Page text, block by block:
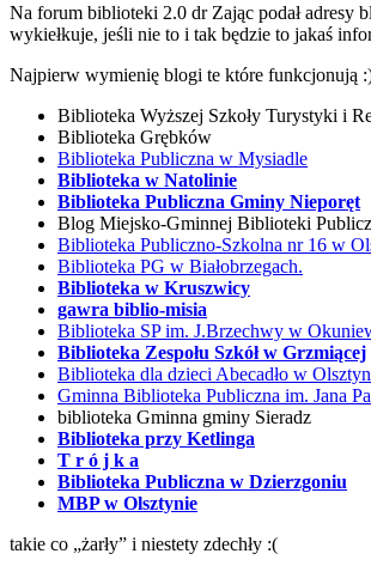
Na forum biblioteki 2.0 dr Zając podał adresy
wykiełkuje, jeśli nie to i tak będzie to jakaś
Najpierw wymienię blogi te które funkcjonują
Biblioteka Wyższej Szkoły Turystyki i
Biblioteka Grębków
Biblioteka Publiczna w Mysiadle
Biblioteka w Natolinie
Biblioteka Publiczna Gminy Nieporęt
Blog Miejsko-Gminnej Biblioteki
Biblioteka Publiczno-Szkolna nr 16 w
Biblioteka PG w Białobrzegach.
Biblioteka w Kruszwicy
gawra biblio-misia
Biblioteka SP im. J.Brzechwy w
Biblioteka Zespołu Szkół w Grzmiącej
Biblioteka dla dzieci Abecadło w
Gminna Biblioteka Publiczna im. Jana
biblioteka Gminna gminy Sieradz
Biblioteka przy Ketlinga
T r ó j k a
Biblioteka Publiczna w Dzierzgoniu
MBP w Olsztynie
takie co „żarły” i niestety zdechły :(